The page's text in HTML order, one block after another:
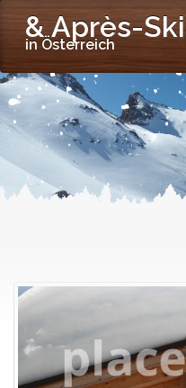
& Après-Ski
in Österreich